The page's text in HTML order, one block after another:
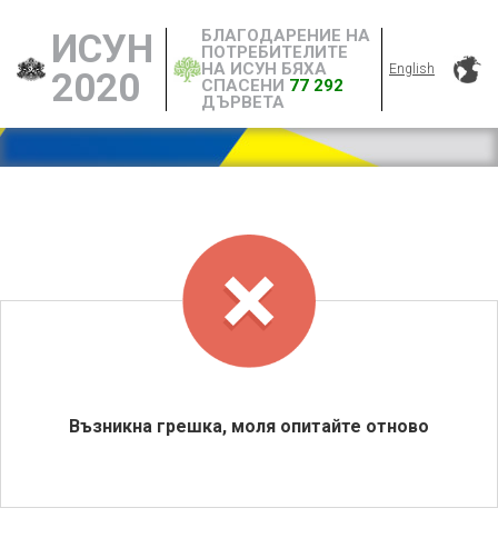
ИСУН
2020
БЛАГОДАРЕНИЕ НА
ПОТРЕБИТЕЛИТЕ
НА ИСУН БЯХА
СПАСЕНИ 77 292
ДЪРВЕТА
English
Възникна грешка, моля опитайте отново